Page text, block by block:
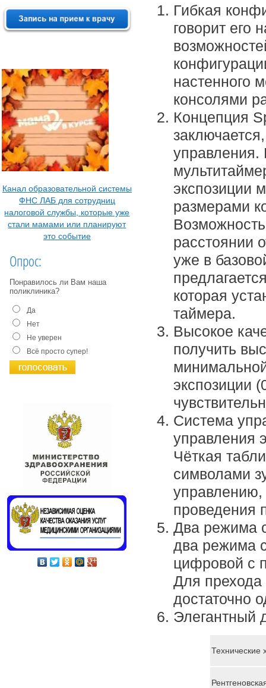
Гибкая
говорит его
настенного
консолями
Концепция
управления.
экспозиции
размерами
расстоянии
уже в
которая
таймера.
Высокое
получить
экспозиции
Система
управления
Чёткая
символами
управлению,
проведения
Два режима
два режима
цифровой с
Для прехода
достаточно
Элегантный
Технические
Канал образовательной системы
ФНС ЛАБ для сотрудниц
налоговой службы, которые уже
стали мамами или планируют
это событие
Опрос:
Понравилось ли Вам наша
поликлиника?
Да
Нет
Не уверен
Всё просто супер!